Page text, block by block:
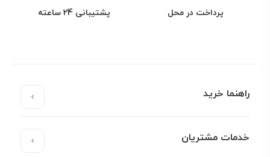
پرداخت در محل پشتیبانی 24 ساعته
راهنما خرید
خدمات مشتریان